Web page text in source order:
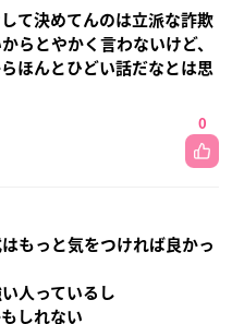
て決めてんのは立派な詐欺
らとやかく言わないけど、
ほんとひどい話だなとは思
0
もっと気をつければ良かっ
人っているし
しれない